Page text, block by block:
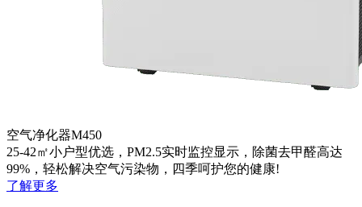
空气净化器M450
25-42㎡小户型优选，PM2.5实时监控显示，除菌去甲醛高达
99%，轻松解决空气污染物，四季呵护您的健康!
了解更多